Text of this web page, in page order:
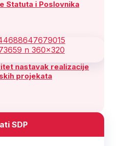
Statuta i Poslovnika
nastavak realizacije
projekata
SDP